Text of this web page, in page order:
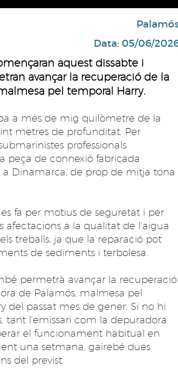
Data: 05/06/
aquest dissabte i
avançar la recuperació de la
pel temporal Harry.
a més de mig quilòmetre de la
metres de profunditat. Per
professionals
peça de connexió fabricada
a Dinamarca, de prop de mitja tona
fa per motius de seguretat i per
afectacions a la qualitat de l’aigua
treballs, ja que la reparació pot
de sediments i terbolesa.
permetrà avançar la recuperació
de Palamós, malmesa pel
del passat mes de gener. Si no hi
tant l’emissari com la depuradora
el funcionament habitual en
una setmana, gairebé dues
del previst.